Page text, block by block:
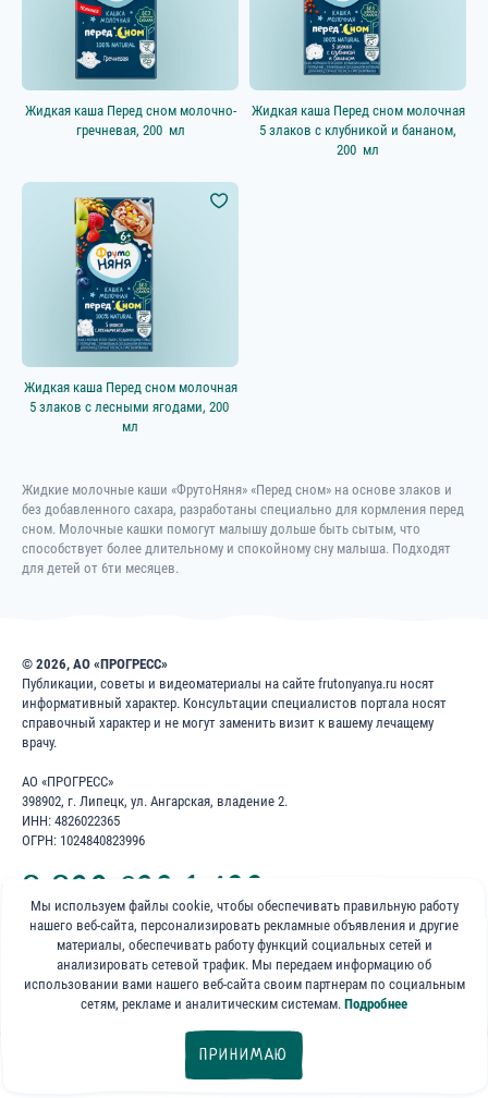
Фильтры
Жидкая каша Перед сном молочно-
гречневая, 200 мл
Жидкая каша Перед сном молочная
5 злаков с клубникой и бананом,
200 мл
Жидкая каша Перед сном молочная
5 злаков с лесными ягодами, 200
мл
Жидкие молочные каши «ФрутоНяня» «Перед сном» на основе злаков и
без добавленного сахара, разработаны специально для кормления перед
сном. Молочные кашки помогут малышу дольше быть сытым, что
способствует более длительному и спокойному сну малыша. Подходят
для детей от 6ти месяцев.
© 2026, АО «ПРОГРЕСС»
Публикации, советы и видеоматериалы на сайте frutonyanya.ru носят
информативный характер. Консультации специалистов портала носят
справочный характер и не могут заменить визит к вашему лечащему
врачу.
АО «ПРОГРЕСС»
398902, г. Липецк, ул. Ангарская, владение 2.
ИНН: 4826022365
ОГРН: 1024840823996
8 800 200 1 400
Бесплатно для звонков по России
«ФрутоНяня»
в социальных сетях:
Мы используем файлы cookie, чтобы обеспечивать правильную работу
нашего веб-сайта, персонализировать рекламные объявления и другие
материалы, обеспечивать работу функций социальных сетей и
анализировать сетевой трафик. Мы передаем информацию об
использовании вами нашего веб-сайта своим партнерам по социальным
сетям, рекламе и аналитическим системам. Подробнее
ПРИНИМАЮ